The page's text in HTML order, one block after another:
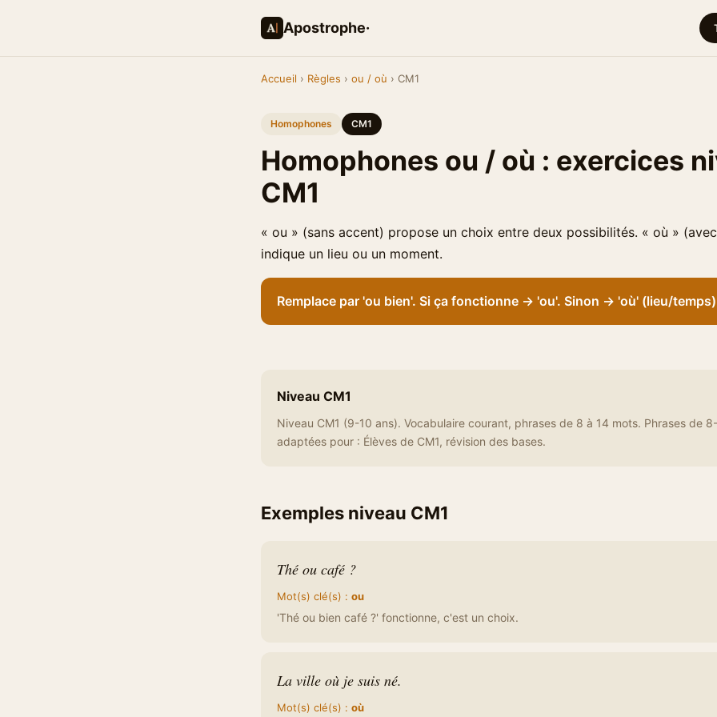
Apostrophe·
Accueil › Règles › ou / où › CM1
Homophones CM1
Homophones ou / où : exercices
CM1
« ou » (sans accent) propose un choix entre deux possibilités. « où »
indique un lieu ou un moment.
Remplace par 'ou bien'. Si ça fonctionne → 'ou'. Sinon → 'où' (lieu/
Niveau CM1
Niveau CM1 (9-10 ans). Vocabulaire courant, phrases de 8 à 14 mots. Phrases de
adaptées pour : Élèves de CM1, révision des bases.
Exemples niveau CM1
Thé ou café ?
Mot(s) clé(s) : ou
'Thé ou bien café ?' fonctionne, c'est un choix.
La ville où je suis né.
Mot(s) clé(s) : où